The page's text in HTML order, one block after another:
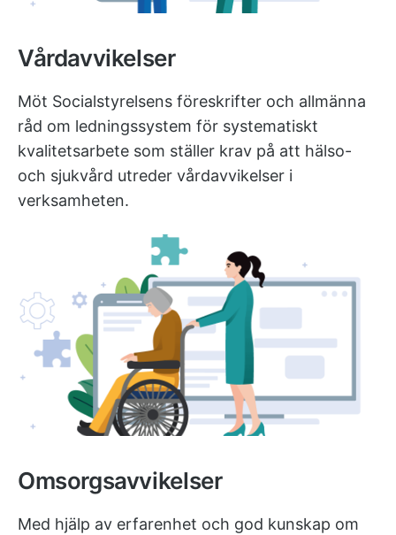
Vårdavvikelser
Möt Socialstyrelsens föreskrifter och allmänna
råd om ledningssystem för systematiskt
kvalitetsarbete som ställer krav på att hälso-
och sjukvård utreder vårdavvikelser i
verksamheten.
Omsorgsavvikelser
Med hjälp av erfarenhet och god kunskap om